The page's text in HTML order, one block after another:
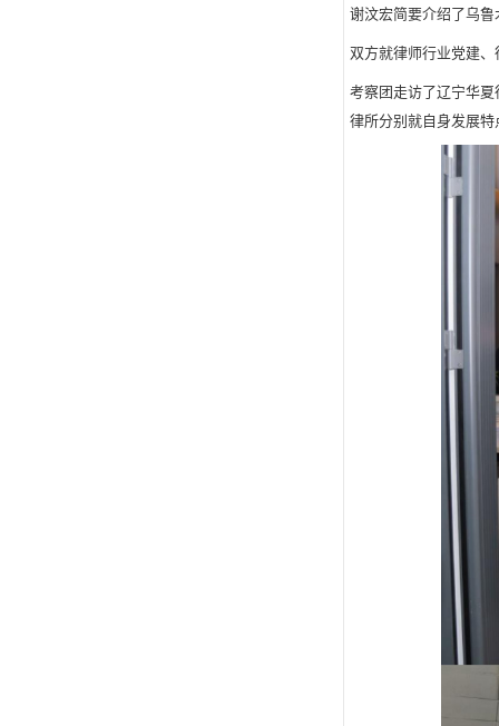
谢汶宏简要介绍了乌
双方就律师行业党建
考察团走访了辽宁华
律所分别就自身发展